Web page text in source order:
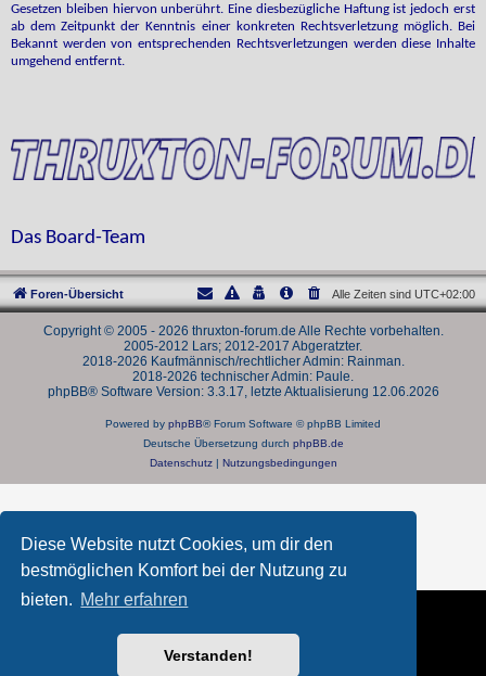
Diese Website nutzt Cookies, um dir den
bestmöglichen Komfort bei der Nutzung zu
bieten. Mehr erfahren
Verstanden!
Gesetzen bleiben hiervon unberührt. Eine diesbezügliche Haftung ist jedoch erst
ab dem Zeitpunkt der Kenntnis einer konkreten Rechtsverletzung möglich. Bei
Bekannt werden von entsprechenden Rechtsverletzungen werden diese Inhalte
umgehend entfernt.
Das Board-Team
Foren-Übersicht Alle Zeiten sind UTC+02:00
Copyright © 2005 - 2026 thruxton-forum.de Alle Rechte vorbehalten.
2005-2012 Lars; 2012-2017 Abgeratzter.
2018-2026 Kaufmännisch/rechtlicher Admin: Rainman.
2018-2026 technischer Admin: Paule.
phpBB® Software Version: 3.3.17, letzte Aktualisierung 12.06.2026
Powered by phpBB® Forum Software © phpBB Limited
Deutsche Übersetzung durch phpBB.de
Datenschutz| Nutzungsbedingungen